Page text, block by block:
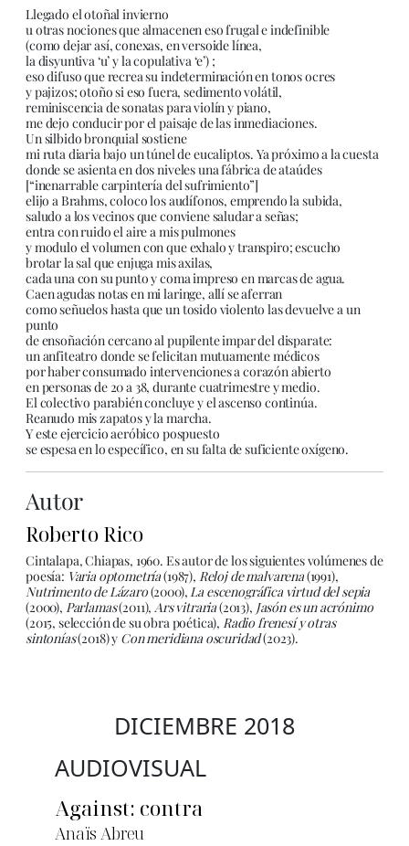
Llegado el otoñal invierno
u otras nociones que almacenen eso frugal e indefinible
(como dejar así, conexas, en versoide línea,
la disyuntiva ‘u’ y la copulativa ‘e’) ;
eso difuso que recrea su indeterminación en tonos ocres
y pajizos; otoño si eso fuera, sedimento volátil,
reminiscencia de sonatas para violín y piano,
me dejo conducir por el paisaje de las inmediaciones.
Un silbido bronquial sostiene
mi ruta diaria bajo un túnel de eucaliptos. Ya próximo a la cuesta
donde se asienta en dos niveles una fábrica de ataúdes
[“inenarrable carpintería del sufrimiento”]
elijo a Brahms, coloco los audífonos, emprendo la subida,
saludo a los vecinos que conviene saludar a señas;
entra con ruido el aire a mis pulmones
y modulo el volumen con que exhalo y transpiro; escucho
brotar la sal que enjuga mis axilas,
cada una con su punto y coma impreso en marcas de agua.
Caen agudas notas en mi laringe, allí se aferran
como señuelos hasta que un tosido violento las devuelve a un
punto
de ensoñación cercano al pupilente impar del disparate:
un anfiteatro donde se felicitan mutuamente médicos
por haber consumado intervenciones a corazón abierto
en personas de 20 a 38, durante cuatrimestre y medio.
El colectivo parabién concluye y el ascenso continúa.
Reanudo mis zapatos y la marcha.
Y este ejercicio aeróbico pospuesto
se espesa en lo específico, en su falta de suficiente oxígeno.
Autor
Roberto Rico
Cintalapa, Chiapas, 1960. Es autor de los siguientes volúmenes de
poesía: Varia optometría(1987), Reloj de malvarena(1991),
Nutrimento de Lázaro(2000),La escenográfica virtud del sepia
(2000), Parlamas(2011),Ars vitraria(2013), Jasón es un acrónimo
(2015, selección de su obra poética), Radio frenesí y otras
sintonías(2018) y Con meridiana oscuridad(2023).
DICIEMBRE 2018
AUDIOVISUAL
Against: contra
Anaïs Abreu